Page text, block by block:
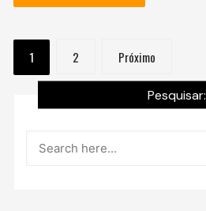
Navegação
por
posts
1 2 Próximo
Pesquisar: